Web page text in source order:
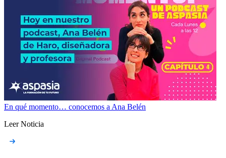
En qué momento… conocemos a Ana Belén
Leer Noticia